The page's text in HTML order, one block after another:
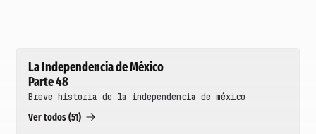
La Independencia de México
Parte 48
Breve historia de la independencia de méxico
Ver todos (51)